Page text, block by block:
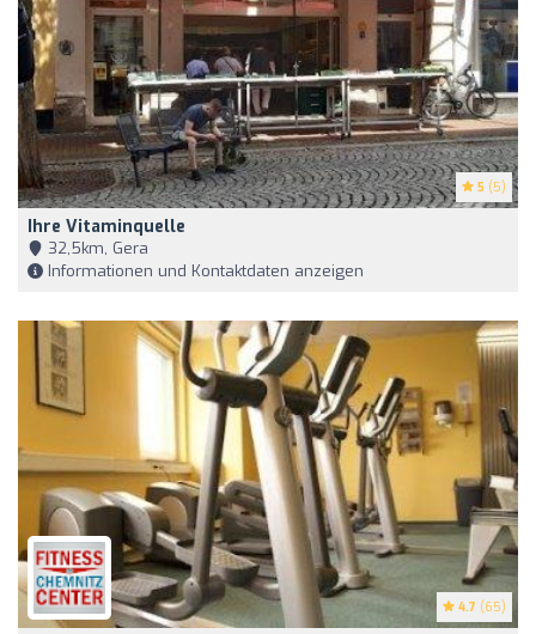
5 (5)
Ihre Vitaminquelle
32,5km, Gera
Informationen und Kontaktdaten anzeigen
4.7 (65)